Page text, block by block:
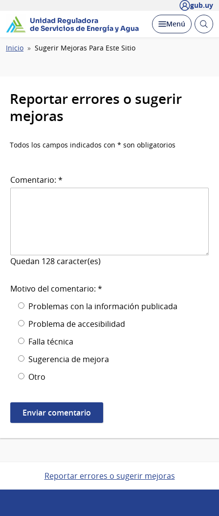
gub.uy
Unidad Reguladora
de Servicios de Energía y Agua
Desplegar
Menú Abrir
Ruta
Inicio Sugerir Mejoras Para Este Sitio
Reportar errores o sugerir
mejoras
Todos los campos indicados con * son obligatorios
Comentario: *
Quedan 128 caracter(es)
Motivo del comentario: *
Problemas con la información publicada
Problema de accesibilidad
Falla técnica
Sugerencia de mejora
Otro
Reportar errores o sugerir mejoras